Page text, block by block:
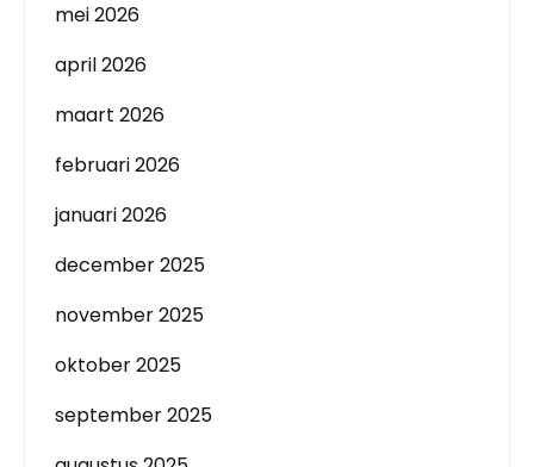
mei 2026
april 2026
maart 2026
februari 2026
januari 2026
december 2025
november 2025
oktober 2025
september 2025